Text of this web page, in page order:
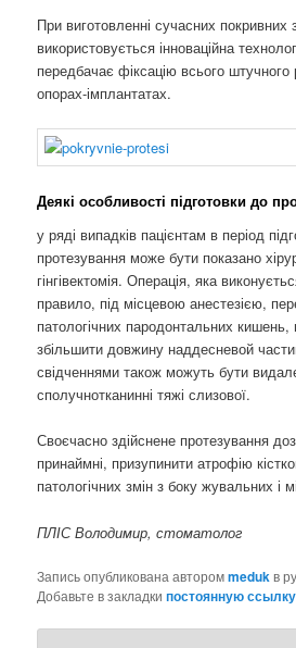
При виготовленні сучасних покривних
використовується інноваційна
передбачає фіксацію всього
опорах-імплантатах.
Деякі особливості підготовки до
у ряді випадків пацієнтам в період
протезування може бути показано
гінгівектомія. Операція, яка
правило, під місцевою анестезією,
патологічних пародонтальних
збільшити довжину наддесневой
свідченнями також можуть бути
сполучнотканинні тяжі слизової.
Своєчасно здійснене протезування
принаймні, призупинити атрофію
патологічних змін з боку жувальних і
ПЛІС Володимир, стоматолог
Запись опубликована авторомmedukв
Добавьте в закладкипостоянную ссылку